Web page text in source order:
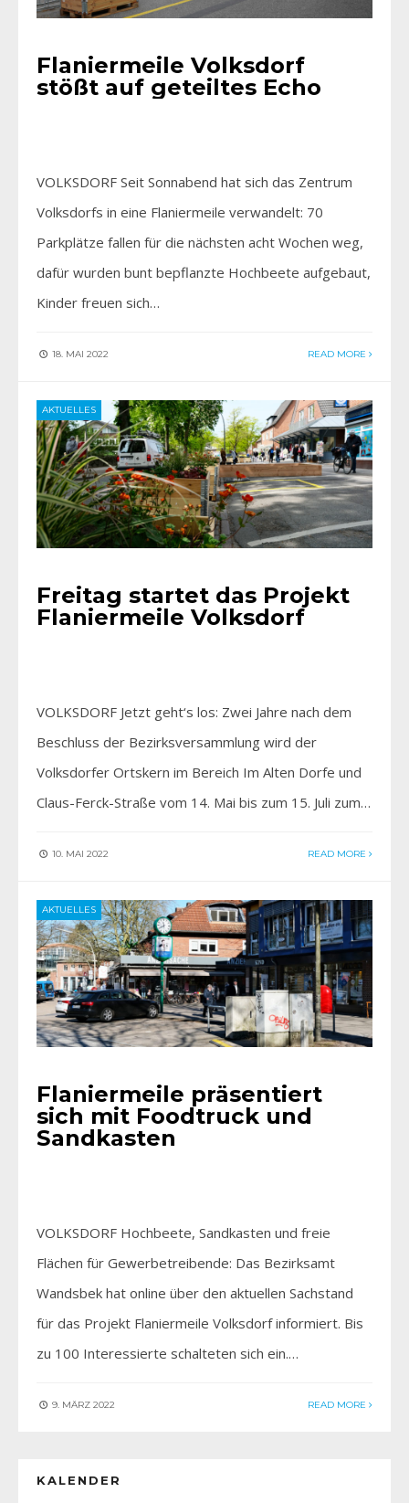
Flaniermeile Volksdorf
stößt auf geteiltes Echo
VOLKSDORF Seit Sonnabend hat sich das Zentrum
Volksdorfs in eine Flaniermeile verwandelt: 70
Parkplätze fallen für die nächsten acht Wochen weg,
dafür wurden bunt bepflanzte Hochbeete aufgebaut,
Kinder freuen sich…
18. MAI 2022 READ MORE
AKTUELLES
Freitag startet das Projekt
Flaniermeile Volksdorf
VOLKSDORF Jetzt geht‘s los: Zwei Jahre nach dem
Beschluss der Bezirksversammlung wird der
Volksdorfer Ortskern im Bereich Im Alten Dorfe und
Claus-Ferck-Straße vom 14. Mai bis zum 15. Juli zum…
10. MAI 2022 READ MORE
AKTUELLES
Flaniermeile präsentiert
sich mit Foodtruck und
Sandkasten
VOLKSDORF Hochbeete, Sandkasten und freie
Flächen für Gewerbetreibende: Das Bezirksamt
Wandsbek hat online über den aktuellen Sachstand
für das Projekt Flaniermeile Volksdorf informiert. Bis
zu 100 Interessierte schalteten sich ein.…
9. MÄRZ 2022 READ MORE
KALENDER